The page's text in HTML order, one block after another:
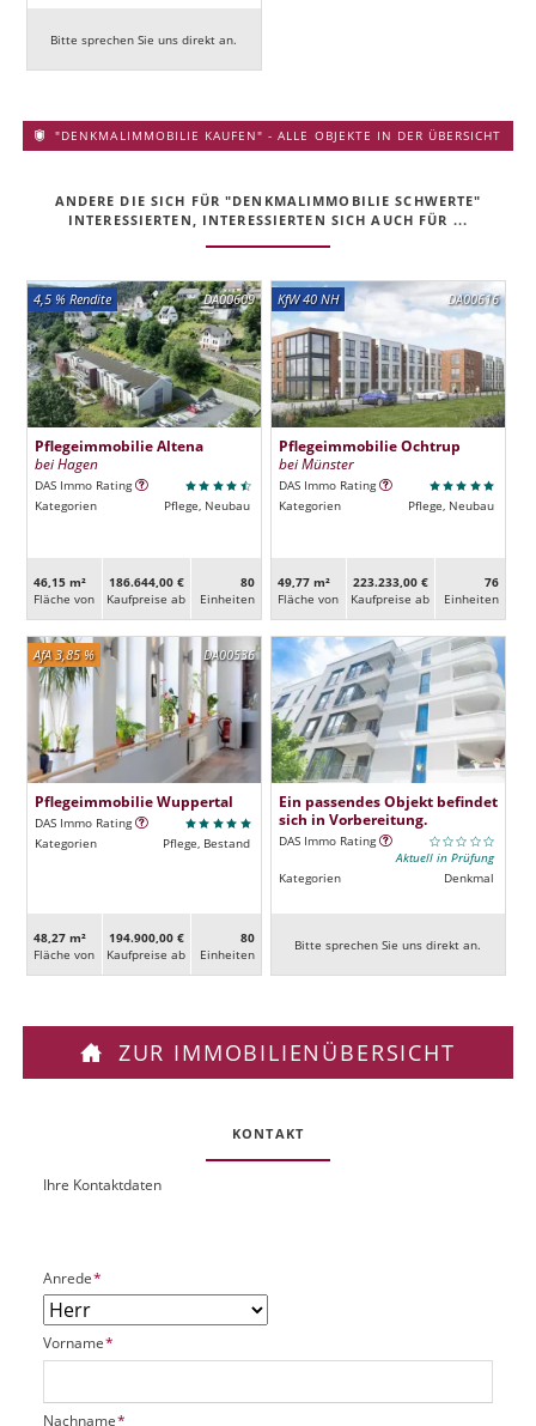
Bitte sprechen Sie uns direkt an.
"DENKMALIMMOBILIE KAUFEN" - ALLE OBJEKTE IN DER ÜBERSICHT
ANDERE DIE SICH FÜR "DENKMALIMMOBILIE SCHWERTE"
INTERESSIERTEN, INTERESSIERTEN SICH AUCH FÜR ...
DA00609
4,5 % Rendite
Pflegeimmobilie Altena
bei Hagen
DAS Immo Rating
Kategorien
Pflege, Neubau
46,15 m²
Fläche von
186.644,00 €
Kaufpreise ab
80
Ein­heiten
DA00616
KfW 40 NH
Pflegeimmobilie Ochtrup
bei Münster
DAS Immo Rating
Kategorien
Pflege, Neubau
49,77 m²
Fläche von
223.233,00 €
Kaufpreise ab
76
Ein­heiten
DA00536
AfA 3,85 %
Pflegeimmobilie Wuppertal
DAS Immo Rating
Kategorien
Pflege, Bestand
48,27 m²
Fläche von
194.900,00 €
Kaufpreise ab
80
Ein­heiten
Ein passendes Objekt befindet
sich in Vorbereitung.
DAS Immo Rating
Aktuell in Prüfung
Kategorien
Denkmal
Bitte sprechen Sie uns direkt an.
ZUR IMMOBILIENÜBERSICHT
KONTAKT
O
k
P
t
UIhre Kontaktdaten
P
f
l
i
c
t
Anrede*
P
f
i
Vorname*
P
Nachname*